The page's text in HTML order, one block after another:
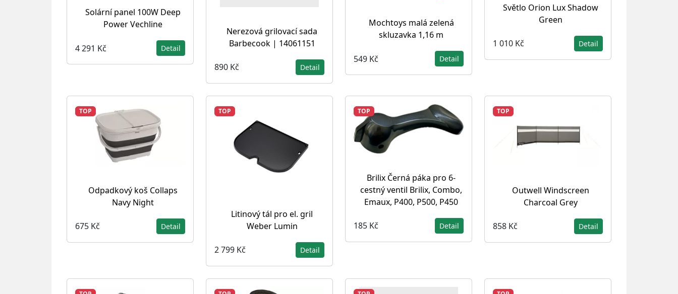
Solární panel 100W Deep
Power Vechline
4 291 Kč Detail
Nerezová grilovací sada
Barbecook | 14061151
890 Kč Detail
Mochtoys malá zelená
skluzavka 1,16 m
549 Kč Detail
Světlo Orion Lux Shadow
Green
1 010 Kč Detail
TOP
Odpadkový koš Collaps
Navy Night
675 Kč Detail
TOP
Litinový tál pro el. gril
Weber Lumin
2 799 Kč Detail
TOP
Brilix Černá páka pro 6-
cestný ventil Brilix, Combo,
Emaux, P400, P500, P450
185 Kč Detail
TOP
Outwell Windscreen
Charcoal Grey
858 Kč Detail